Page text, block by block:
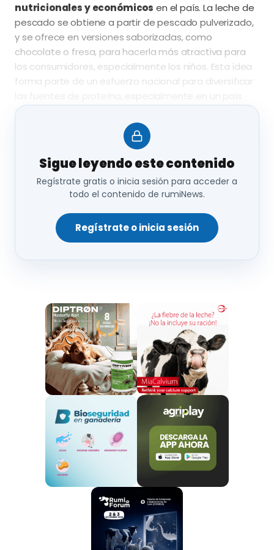
nutricionales y económicos en el país. La leche de
pescado se obtiene a partir de pescado pulverizado,
y se ofrece en versiones saborizadas, como
chocolate o fresa, para hacerla más atractiva para
los consumidores, especialmente los niños. Esta idea
forma parte de un esfuerzo nacional para diversificar
que enfrenta una gran oferta de pescado y un
La leche de pescado no solo busca ser una
alternativa nutricional, sino también un sustituto
asequible y accesible. En Indonesia, muchas
familias enfrentan dificultades para acceder a
productos lácteosdebido a los altos costos de la
leche de vaca. Además, el gobierno se enfrenta a
desafíos para garantizar que los niños reciban
suficientes nutrientes en su dieta, particularmente
proporcionar una fuente más económica de
proteínas y otros nutrientes esenciales como ácidos
Uno de los principales objetivos del gobierno
indonesio con este proyecto escombatir la
desnutrición infantil.En muchas regiones del país,
los niños carecen de acceso adecuado a una
nutrición equilibrada, lo que afecta su crecimiento y
desarrollo. A través de esta iniciativa, el gobierno no
solo planea ofrecer una alternativa rica en proteínas,
sino también una solución económica y sostenible. La
leche de pescado, que se puede producir a gran
escala con los excedentes de pesca locales, también
El proceso de producción de la leche de pescado
Sigue leyendo este contenido
Regístrate gratis o inicia sesión para acceder a
todo el contenido de rumiNews.
Regístrate o inicia sesión